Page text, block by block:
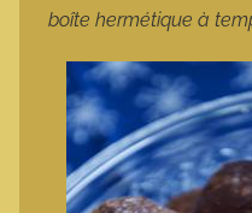
boîte hermétique à